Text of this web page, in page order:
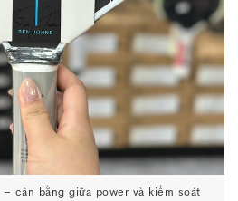
– cân bằng giữa power và kiểm soát